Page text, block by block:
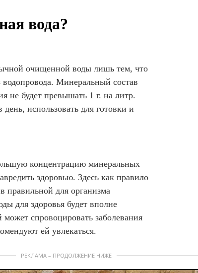
вода?
очищенной воды лишь тем, что
водопровода. Минеральный состав
не будет превышать 1 г. на литр.
использовать для готовки и
льшую концентрацию минеральных
здоровью. Здесь как правило
для организма
для здоровья будет вполне
спровоцировать заболевания
ей увлекаться.
РЕКЛАМА – ПРОДОЛЖЕНИЕ НИЖЕ